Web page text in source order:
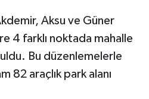
Aksu ve Güner
4 farklı noktada mahalle
Bu düzenlemelerle
82 araçlık park alanı